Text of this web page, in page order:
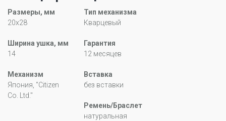
Размеры, мм
20x28
Тип механизма
Кварцевый
Ширина ушка, мм
14
Гарантия
12 месяцев
Механизм
Япония, "Citizen
Co. Ltd."
Вставка
без вставки
Ремень/Браслет
натуральная